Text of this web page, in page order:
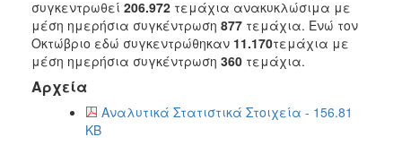
2010
2006
συγκεντρωθεί 206.972 τεμάχια ανακυκλώσιμα με
μέση ημερήσια συγκέντρωση 877 τεμάχια. Ενώ τον
Οκτώβριο εδώ συγκεντρώθηκαν 11.170τεμάχια με
μέση ημερήσια συγκέντρωση 360 τεμάχια.
Αρχεία
Αναλυτικά Στατιστικά Στοιχεία - 156.81
KB